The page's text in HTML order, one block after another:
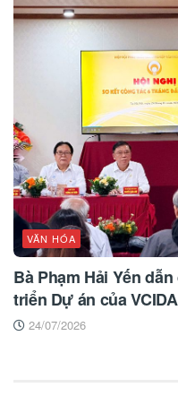
VĂN HÓA
Bà Phạm Hải Yến
triển Dự án của VCIDA
24/07/2026